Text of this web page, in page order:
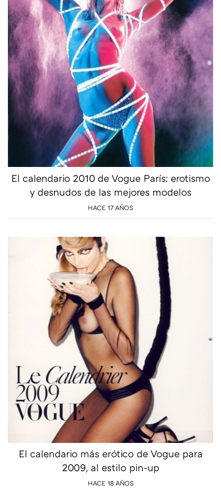
El calendario 2010 de Vogue París: erotismo
y desnudos de las mejores modelos
HACE 17 AÑOS
El calendario más erótico de Vogue para
2009, al estilo pin-up
HACE 18 AÑOS